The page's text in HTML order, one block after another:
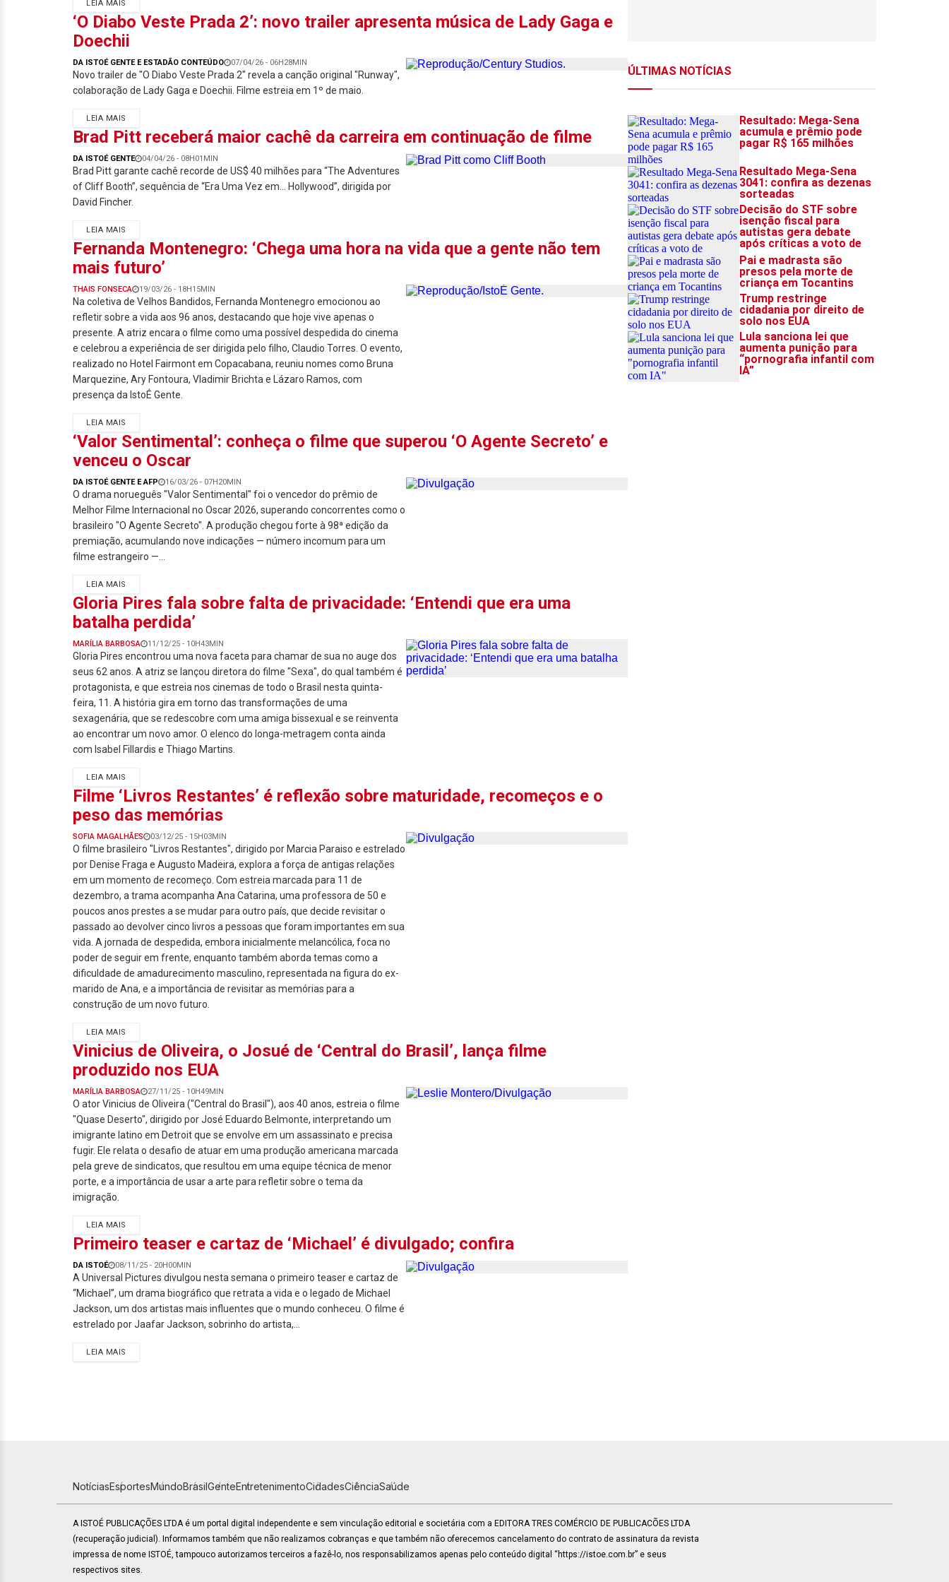
LEIA MAIS
‘O Diabo Veste Prada 2’: novo trailer apresenta música de Lady Gaga e
Doechii
DA ISTOÉ GENTE E ESTADÃO CONTEÚDO 07/04/26 - 06H28MIN
Novo trailer de "O Diabo Veste Prada 2" revela a canção original "Runway",
colaboração de Lady Gaga e Doechii. Filme estreia em 1º de maio.
LEIA MAIS
Brad Pitt receberá maior cachê da carreira em continuação de filme
DA ISTOÉ GENTE 04/04/26 - 08H01MIN
Brad Pitt garante cachê recorde de US$ 40 milhões para “The Adventures
of Cliff Booth”, sequência de “Era Uma Vez em… Hollywood”, dirigida por
David Fincher.
LEIA MAIS
Fernanda Montenegro: ‘Chega uma hora na vida que a gente não tem
mais futuro’
THAIS FONSECA 19/03/26 - 18H15MIN
Na coletiva de Velhos Bandidos, Fernanda Montenegro emocionou ao
refletir sobre a vida aos 96 anos, destacando que hoje vive apenas o
presente. A atriz encara o filme como uma possível despedida do cinema
e celebrou a experiência de ser dirigida pelo filho, Claudio Torres. O evento,
realizado no Hotel Fairmont em Copacabana, reuniu nomes como Bruna
Marquezine, Ary Fontoura, Vladimir Brichta e Lázaro Ramos, com
presença da IstoÉ Gente.
LEIA MAIS
‘Valor Sentimental’: conheça o filme que superou ‘O Agente Secreto’ e
venceu o Oscar
DA ISTOÉ GENTE E AFP 16/03/26 - 07H20MIN
O drama norueguês "Valor Sentimental" foi o vencedor do prêmio de
Melhor Filme Internacional no Oscar 2026, superando concorrentes como o
brasileiro "O Agente Secreto". A produção chegou forte à 98ª edição da
premiação, acumulando nove indicações — número incomum para um
filme estrangeiro —...
LEIA MAIS
Gloria Pires fala sobre falta de privacidade: ‘Entendi que era uma
batalha perdida’
MARÍLIA BARBOSA 11/12/25 - 10H43MIN
Gloria Pires encontrou uma nova faceta para chamar de sua no auge dos
seus 62 anos. A atriz se lançou diretora do filme "Sexa", do qual também é
protagonista, e que estreia nos cinemas de todo o Brasil nesta quinta-
feira, 11. A história gira em torno das transformações de uma
sexagenária, que se redescobre com uma amiga bissexual e se reinventa
ao encontrar um novo amor. O elenco do longa-metragem conta ainda
com Isabel Fillardis e Thiago Martins.
LEIA MAIS
Filme ‘Livros Restantes’ é reflexão sobre maturidade, recomeços e o
peso das memórias
SOFIA MAGALHÃES 03/12/25 - 15H03MIN
O filme brasileiro "Livros Restantes", dirigido por Marcia Paraiso e estrelado
por Denise Fraga e Augusto Madeira, explora a força de antigas relações
em um momento de recomeço. Com estreia marcada para 11 de
dezembro, a trama acompanha Ana Catarina, uma professora de 50 e
poucos anos prestes a se mudar para outro país, que decide revisitar o
passado ao devolver cinco livros a pessoas que foram importantes em sua
vida. A jornada de despedida, embora inicialmente melancólica, foca no
poder de seguir em frente, enquanto também aborda temas como a
dificuldade de amadurecimento masculino, representada na figura do ex-
marido de Ana, e a importância de revisitar as memórias para a
construção de um novo futuro.
LEIA MAIS
Vinicius de Oliveira, o Josué de ‘Central do Brasil’, lança filme
produzido nos EUA
MARÍLIA BARBOSA 27/11/25 - 10H49MIN
O ator Vinicius de Oliveira ("Central do Brasil"), aos 40 anos, estreia o filme
"Quase Deserto", dirigido por José Eduardo Belmonte, interpretando um
imigrante latino em Detroit que se envolve em um assassinato e precisa
fugir. Ele relata o desafio de atuar em uma produção americana marcada
pela greve de sindicatos, que resultou em uma equipe técnica de menor
porte, e a importância de usar a arte para refletir sobre o tema da
imigração.
LEIA MAIS
Primeiro teaser e cartaz de ‘Michael’ é divulgado; confira
DA ISTOÉ 08/11/25 - 20H00MIN
A Universal Pictures divulgou nesta semana o primeiro teaser e cartaz de
“Michael”, um drama biográfico que retrata a vida e o legado de Michael
Jackson, um dos artistas mais influentes que o mundo conheceu. O filme é
estrelado por Jaafar Jackson, sobrinho do artista,...
LEIA MAIS
NotíciasEsportesMundoBrasilGenteEntretenimentoCidadesCiênciaSaúde
A ISTOÉ PUBLICAÇÕES LTDA é um portal digital independente e sem vinculação editorial e societária com a EDITORA TRES COMÉRCIO DE PUBLICACÕES LTDA
(recuperação judicial). Informamos também que não realizamos cobranças e que também não oferecemos cancelamento do contrato de assinatura da revista
impressa de nome ISTOÉ, tampouco autorizamos terceiros a fazê-lo, nos responsabilizamos apenas pelo conteúdo digital “https://istoe.com.br” e seus
respectivos sites.